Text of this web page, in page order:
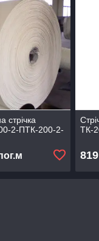
стрічка
2-ПТК-200-2-
ТК-
819